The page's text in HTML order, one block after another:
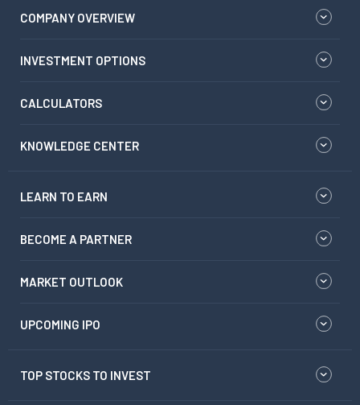
COMPANY OVERVIEW
INVESTMENT OPTIONS
CALCULATORS
KNOWLEDGE CENTER
LEARN TO EARN
BECOME A PARTNER
MARKET OUTLOOK
UPCOMING IPO
TOP STOCKS TO INVEST